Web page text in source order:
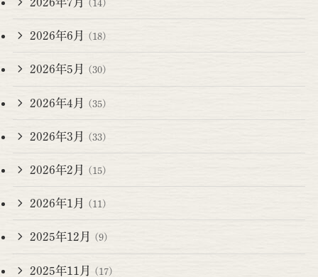
(14)
2026年6月 (18)
2026年5月 (30)
2026年4月 (35)
2026年3月 (33)
2026年2月 (15)
2026年1月 (11)
2025年12月 (9)
2025年11月 (17)